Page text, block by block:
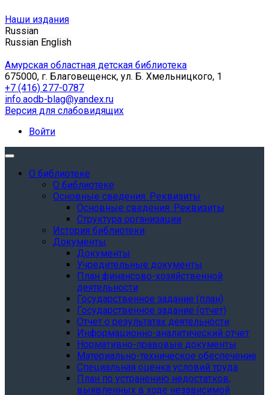
Наши издания
Russian
Russian English
Амурская областная детская библиотека
675000, г. Благовещенск, ул. Б. Хмельницкого, 1
+7 (416) 277-0787
info.aodb-blag@yandex.ru
Версия для слабовидящих
Войти
О библиотеке
О библиотеке
Основные сведения. Реквизиты
Основные сведения. Реквизиты
Структура организации
История библиотеки
Документы
Документы
Учредительные документы
План финансово-хозяйственной
деятельности
Государственное задание (план)
Государственное задание (отчет)
Отчет о результатах деятельности
Информационно-аналитический отчет
Нормативно-правовые документы
Материально-техническое обеспечение
Специальная оценка условий труда
План по устранению недостатков,
выявленных в ходе независимой